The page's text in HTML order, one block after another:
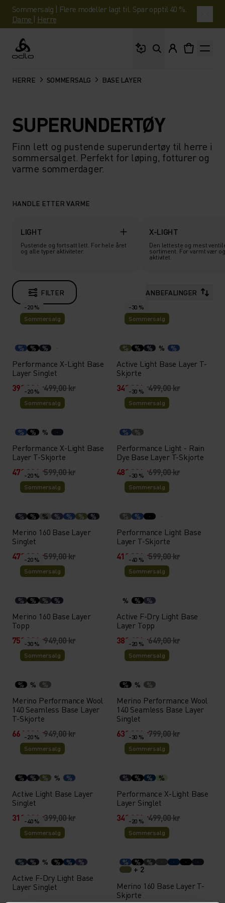
Sommersalg | Flere modeller lagt til. Spar opptil 40 %.
Dame | Herre
Odlo
HERRE SOMMERSALG BASE LAYER
SUPERUNDERTØY
Finn lett og pustende superundertøy til herre i
sommersalget. Perfekt for løping, fotturer og
varme sommerdager.
HANDLE ETTER VARME
LIGHT
Pustende og fortsatt lett. For hele året
og alle typer aktiviteter.
X-LIGHT
Den letteste og mest
sortiment. For varmt vær
aktivitet.
FILTER ANBEFALINGER
-20 %
Sommersalg
% % %
Performance X-Light Base
Layer Singlet
399,20 kr499,00 kr
-30 %
Sommersalg
% % % % %
Active Light Base Layer T-
Skjorte
349,30 kr499,00 kr
-20 %
Sommersalg
% % %
Performance X-Light Base
Layer T-Skjorte
479,20 kr599,00 kr
-30 %
Sommersalg
% %
Performance Light - Rain
Dye Base Layer T-Skjorte
489,30 kr699,00 kr
-20 %
Sommersalg
% % % % % % %
Merino 160 Base Layer
Singlet
479,20 kr599,00 kr
-30 %
Sommersalg
% %
Performance Light Base
Layer T-Skjorte
419,30 kr599,00 kr
-20 %
Sommersalg
% % % %
Merino 160 Base Layer
Topp
759,20 kr949,00 kr
-40 %
Sommersalg
% % %
Active F-Dry Light Base
Layer Topp
389,40 kr649,00 kr
-30 %
Sommersalg
% % %
Merino Performance Wool
140 Seamless Base Layer
T-Skjorte
664,30 kr949,00 kr
-20 %
Sommersalg
% % %
Merino Performance Wool
140 Seamless Base Layer
Singlet
639,20 kr799,00 kr
-20 %
Sommersalg
% % % % %
Active Light Base Layer
Singlet
319,20 kr399,00 kr
-30 %
Sommersalg
% % % %
Performance X-Light Base
Layer Singlet
349,30 kr499,00 kr
-40 %
Sommersalg
% % % % % %
Active F-Dry Light Base
Layer Singlet
-20 %
Sommersalg
% % %
+ 2
Merino 160 Base Layer T-
Skjorte